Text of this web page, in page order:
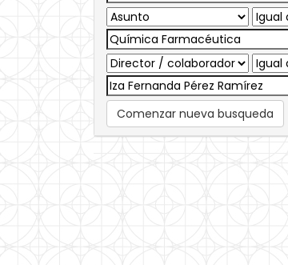
Comenzar nueva busqueda